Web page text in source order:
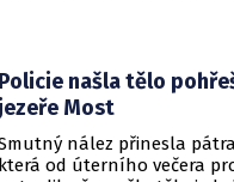
Policie našla tělo
jezeře Most
nález přinesla
která od úterního večera